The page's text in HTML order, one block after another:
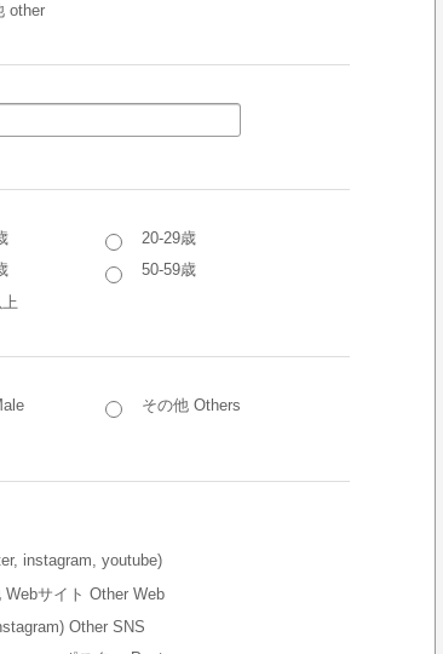
other
20-29歳
50-59歳
その他 Others
instagram, youtube)
Webサイト Other Web
Other SNS